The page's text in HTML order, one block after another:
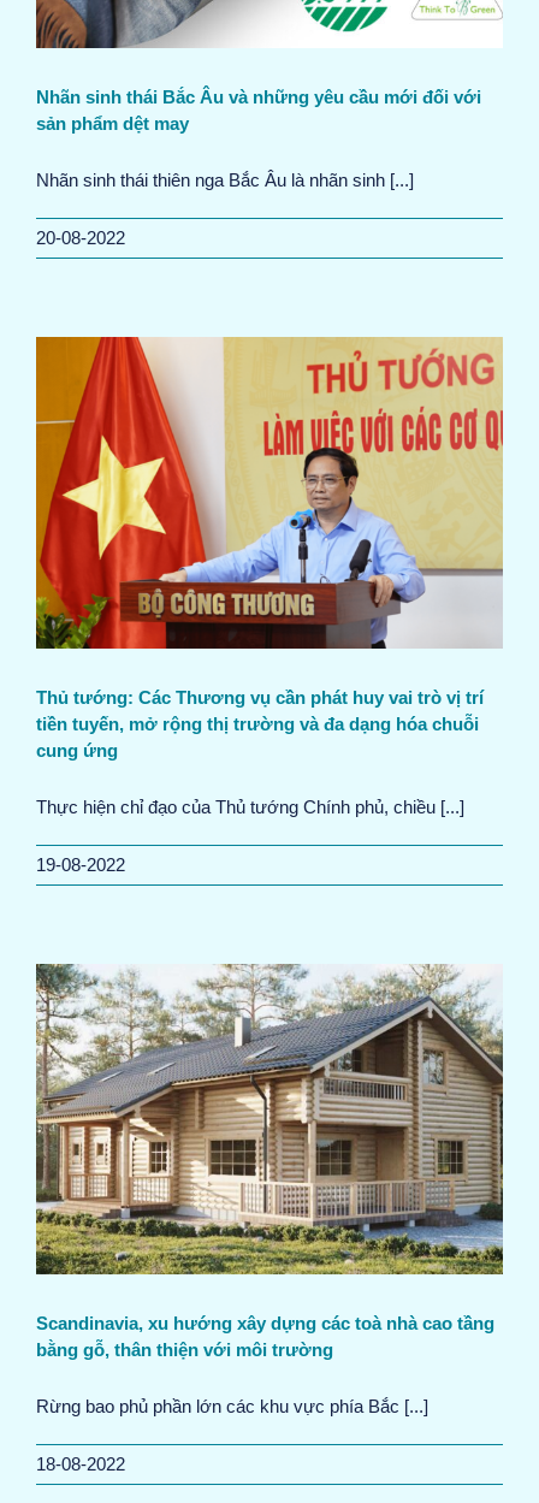
Nhãn sinh thái Bắc Âu và những yêu cầu mới đối với
sản phẩm dệt may
Nhãn sinh thái thiên nga Bắc Âu là nhãn sinh [...]
20-08-2022
Thủ tướng: Các Thương vụ cần phát huy vai trò vị trí
tiền tuyến, mở rộng thị trường và đa dạng hóa chuỗi
cung ứng
Thực hiện chỉ đạo của Thủ tướng Chính phủ, chiều [...]
19-08-2022
Scandinavia, xu hướng xây dựng các toà nhà cao tầng
bằng gỗ, thân thiện với môi trường
Rừng bao phủ phần lớn các khu vực phía Bắc [...]
18-08-2022